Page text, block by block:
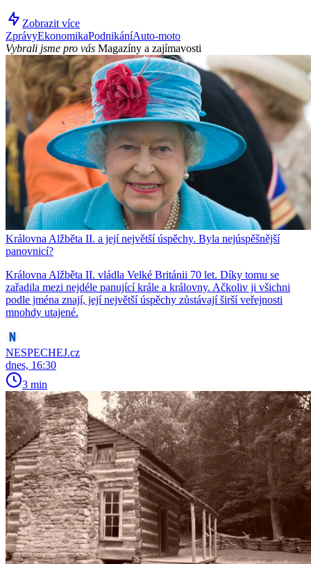
Zobrazit více
ZprávyEkonomikaPodnikáníAuto-moto
Vybrali jsme pro vás Magazíny a zajímavosti
Královna Alžběta II. a její největší úspěchy. Byla nejúspěšnější
panovnicí?
Královna Alžběta II. vládla Velké Británii 70 let. Díky tomu se
zařadila mezi nejdéle panující krále a královny. Ačkoliv ji všichni
podle jména znají, její největší úspěchy zůstávají širší veřejnosti
mnohdy utajené.
NESPECHEJ.cz
dnes, 16:30
3 min